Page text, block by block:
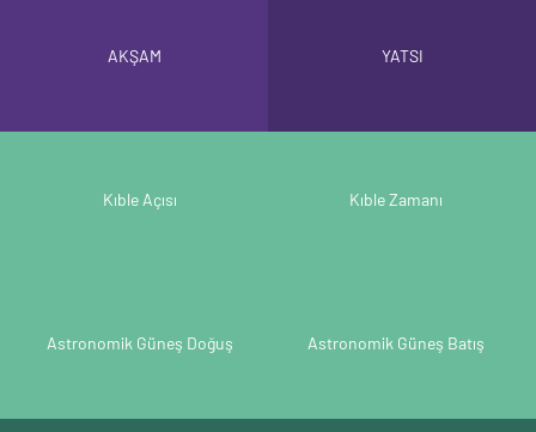
AKŞAM YATSI
Kıble Açısı Kıble Zamanı
Astronomik Güneş Doğuş Astronomik Güneş Batış